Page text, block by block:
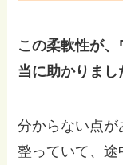
この柔軟性が
当に助かりまし
分からない点が
整っていて、途